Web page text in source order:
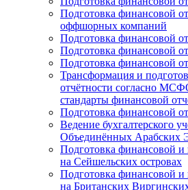
Подготовка финансовой
оффшорных компаний
Подготовка финансовой
Подготовка финансовой
Подготовка финансовой
Трансформация и
отчётности согласно
стандарты финансовой
Подготовка финансовой
Ведение бухгалтерского
Объединённых Арабских
Подготовка финансовой и
на Сейшельских островах
Подготовка финансовой и
на Британских